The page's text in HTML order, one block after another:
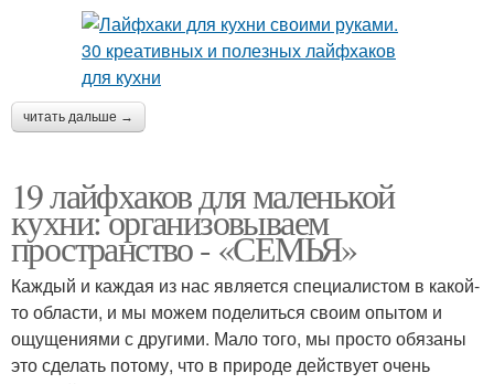
читать дальше →
19 лайфхаков для маленькой
кухни: организовываем
пространство - «СЕМЬЯ»
Каждый и каждая из нас является специалистом в какой-
то области, и мы можем поделиться своим опытом и
ощущениями с другими. Мало того, мы просто обязаны
это сделать потому, что в природе действует очень